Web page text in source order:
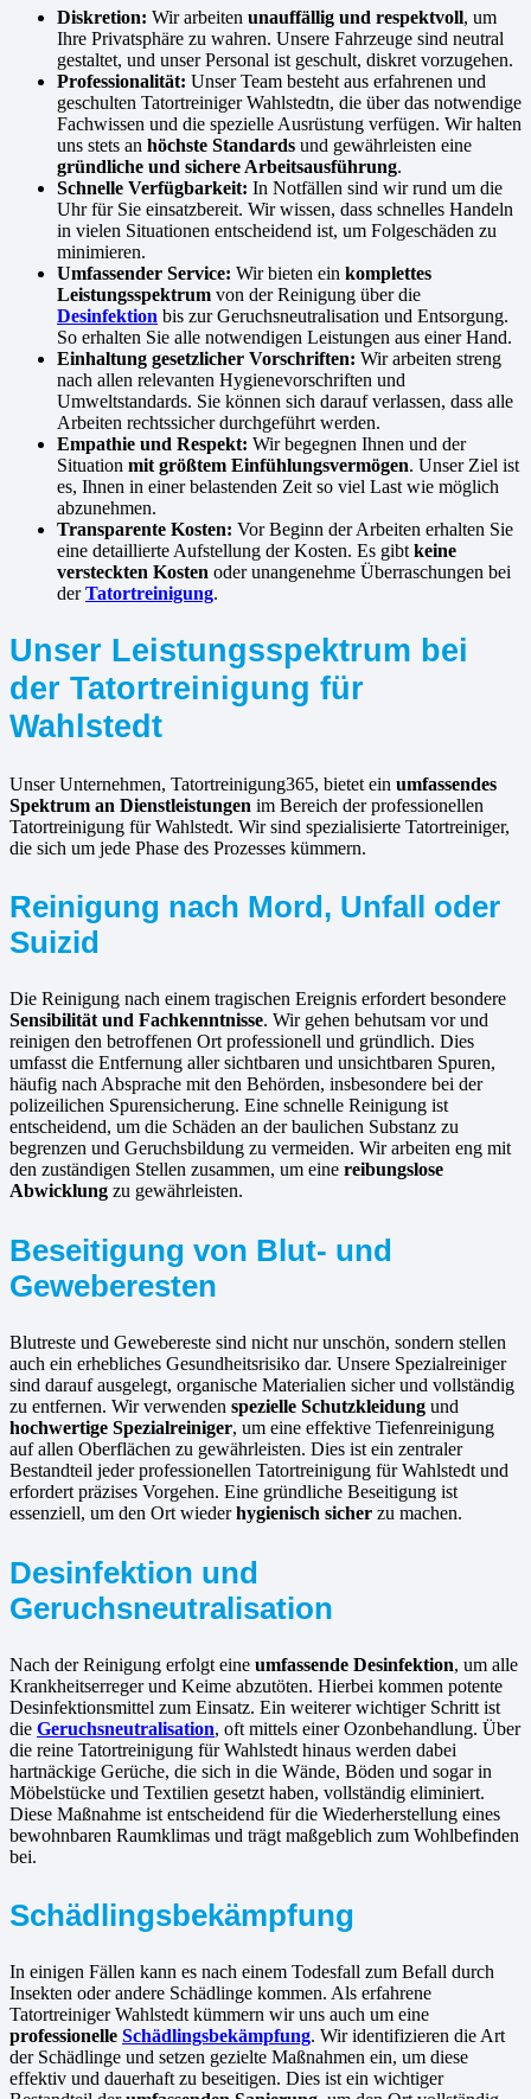
Diskretion: Wir arbeiten unauffällig und respektvoll, um
Ihre Privatsphäre zu wahren. Unsere Fahrzeuge sind neutral
gestaltet, und unser Personal ist geschult, diskret vorzugehen.
Professionalität: Unser Team besteht aus erfahrenen und
geschulten Tatortreiniger Wahlstedtn, die über das notwendige
Fachwissen und die spezielle Ausrüstung verfügen. Wir halten
uns stets an höchste Standards und gewährleisten eine
gründliche und sichere Arbeitsausführung.
Schnelle Verfügbarkeit: In Notfällen sind wir rund um die
Uhr für Sie einsatzbereit. Wir wissen, dass schnelles Handeln
in vielen Situationen entscheidend ist, um Folgeschäden zu
minimieren.
Umfassender Service: Wir bieten ein komplettes
Leistungsspektrum von der Reinigung über die
Desinfektion bis zur Geruchsneutralisation und Entsorgung.
So erhalten Sie alle notwendigen Leistungen aus einer Hand.
Einhaltung gesetzlicher Vorschriften: Wir arbeiten streng
nach allen relevanten Hygienevorschriften und
Umweltstandards. Sie können sich darauf verlassen, dass alle
Arbeiten rechtssicher durchgeführt werden.
Empathie und Respekt: Wir begegnen Ihnen und der
Situation mit größtem Einfühlungsvermögen. Unser Ziel ist
es, Ihnen in einer belastenden Zeit so viel Last wie möglich
abzunehmen.
Transparente Kosten: Vor Beginn der Arbeiten erhalten Sie
eine detaillierte Aufstellung der Kosten. Es gibt keine
versteckten Kosten oder unangenehme Überraschungen bei
derTatortreinigung.
Unser Leistungsspektrum bei
der Tatortreinigung für
Wahlstedt
Unser Unternehmen, Tatortreinigung365, bietet ein umfassendes
Spektrum an Dienstleistungen im Bereich der professionellen
Tatortreinigung für Wahlstedt. Wir sind spezialisierte Tatortreiniger,
die sich um jede Phase des Prozesses kümmern.
Reinigung nach Mord, Unfall oder
Suizid
Die Reinigung nach einem tragischen Ereignis erfordert besondere
Sensibilität und Fachkenntnisse. Wir gehen behutsam vor und
reinigen den betroffenen Ort professionell und gründlich. Dies
umfasst die Entfernung aller sichtbaren und unsichtbaren Spuren,
häufig nach Absprache mit den Behörden, insbesondere bei der
polizeilichen Spurensicherung. Eine schnelle Reinigung ist
entscheidend, um die Schäden an der baulichen Substanz zu
begrenzen und Geruchsbildung zu vermeiden. Wir arbeiten eng mit
den zuständigen Stellen zusammen, um eine reibungslose
Abwicklung zu gewährleisten.
Beseitigung von Blut- und
Geweberesten
Blutreste und Gewebereste sind nicht nur unschön, sondern stellen
auch ein erhebliches Gesundheitsrisiko dar. Unsere Spezialreiniger
sind darauf ausgelegt, organische Materialien sicher und vollständig
zu entfernen. Wir verwenden spezielle Schutzkleidung und
hochwertige Spezialreiniger, um eine effektive Tiefenreinigung
auf allen Oberflächen zu gewährleisten. Dies ist ein zentraler
Bestandteil jeder professionellen Tatortreinigung für Wahlstedt und
erfordert präzises Vorgehen. Eine gründliche Beseitigung ist
essenziell, um den Ort wiederhygienisch sicher zu machen.
Desinfektion und
Geruchsneutralisation
Nach der Reinigung erfolgt eine umfassende Desinfektion, um alle
Krankheitserreger und Keime abzutöten. Hierbei kommen potente
Desinfektionsmittel zum Einsatz. Ein weiterer wichtiger Schritt ist
die Geruchsneutralisation, oft mittels einer Ozonbehandlung. Über
die reine Tatortreinigung für Wahlstedt hinaus werden dabei
hartnäckige Gerüche, die sich in die Wände, Böden und sogar in
Möbelstücke und Textilien gesetzt haben, vollständig eliminiert.
Diese Maßnahme ist entscheidend für die Wiederherstellung eines
bewohnbaren Raumklimas und trägt maßgeblich zum Wohlbefinden
bei.
Schädlingsbekämpfung
In einigen Fällen kann es nach einem Todesfall zum Befall durch
Insekten oder andere Schädlinge kommen. Als erfahrene
Tatortreiniger Wahlstedt kümmern wir uns auch um eine
professionelle Schädlingsbekämpfung. Wir identifizieren die Art
der Schädlinge und setzen gezielte Maßnahmen ein, um diese
effektiv und dauerhaft zu beseitigen. Dies ist ein wichtiger